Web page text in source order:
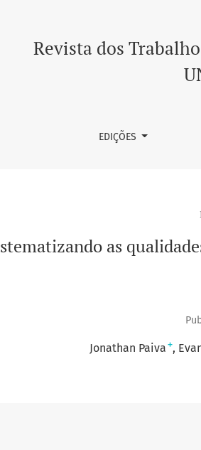
as qualidades de Gordon Cullen
Revista dos
EDIÇÕES
as
Jonathan Paiva +